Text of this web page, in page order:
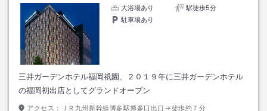
大浴場あり
駅徒歩5分
駐車場あり
三井ガーデンホテル福岡祇園、２０１９年に三井ガーデンホテル
の福岡初出店としてグランドオープン
アクセス： ＪＲ九州新幹線博多駅博多口出口→徒歩約７分